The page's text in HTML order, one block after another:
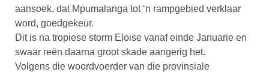
aansoek, dat Mpumalanga tot ‘n rampgebied verklaar
word, goedgekeur.
Dit is na tropiese storm Eloise vanaf einde Januarie en
swaar reën daarna groot skade aangerig het.
Volgens die woordvoerder van die provinsiale